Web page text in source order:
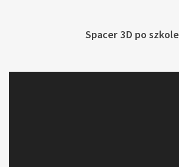
Spacer 3D po szkole